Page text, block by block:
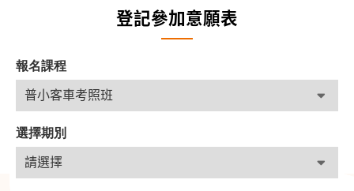
登記參加意願表
報名課程
選擇期別